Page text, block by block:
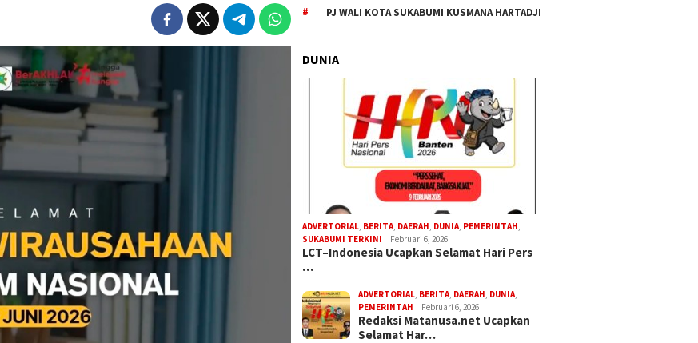
PJ WALI KOTA SUKABUMI KUSMANA HARTADJI
DUNIA
ADVERTORIAL BERITA DAERAH DUNIA PEMERINTAH
SUKABUMI TERKINI
Februari 6, 2026
LCT–Indonesia Ucapkan Selamat Hari Pers
…
ADVERTORIAL BERITA DAERAH DUNIA
PEMERINTAH
Februari 6, 2026
Redaksi Matanusa.net Ucapkan
Selamat Har…